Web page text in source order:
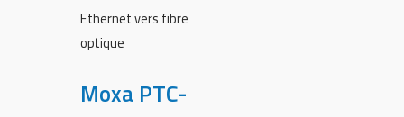
Ethernet vers fibre
optique
Moxa PTC-